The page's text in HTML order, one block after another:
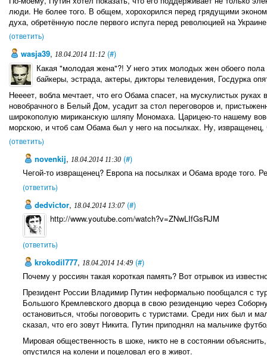
люди. Не более того. В общем, хорохорился перед грядущими
духа, обретённую после первого испуга перед революцией на
(ответить)
wasja39, 18.04.2014 11:12 (#)
Какая "молодая жена"?! У него этих молодых жен обоего
байкеры, эстрада, актеры, дикторы телевидения, Госдурка
Неееет, вобла мечтает, что его Обама спасет, на мускулистых руках
новобрачного в Белый Дом, усадит за стол переговоров и,
широкополую мириканскую шляпу Мономаха. Царицею-то нашему
морскою, и чтоб сам Обама был у него на посылках. Ну, извращенец,
(ответить)
novenkij, 18.04.2014 11:30 (#)
Чегой-то извращенец? Европа на посылках и Обама вроде того.
(ответить)
dedviсtor, 18.04.2014 13:07 (#)
http://www.youtube.com/watch?v=ZNwLIfGsRJM
(ответить)
krokodil777, 18.04.2014 14:49 (#)
Почему у россиян такая короткая память? Вот отрывок из
Президент России Владимир Путин неформально пообщался с
Большого Кремлевского дворца в свою резиденцию через
остановиться, чтобы поговорить с туристами. Среди них был и
сказал, что его зовут Никита. Путин приподнял на мальчике
Мировая общественность в шоке, никто не в состоянии
опустился на колени и поцеловал его в живот.